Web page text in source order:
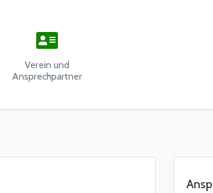
Verein und
Ansprechpartner